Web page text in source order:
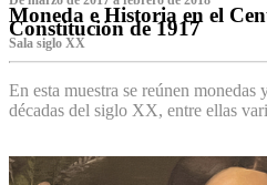
Moneda e Historia en el
Constitución de 1917
Sala siglo XX
En esta muestra se reúnen monedas
décadas del siglo XX, entre ellas